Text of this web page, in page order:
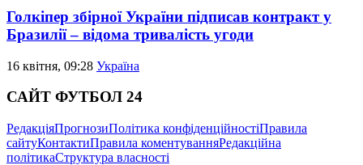
Голкіпер збірної України підписав контракт у
Бразилії – відома тривалість угоди
16 квітня, 09:28 Україна
САЙТ ФУТБОЛ 24
РедакціяПрогнозиПолітика конфіденційностіПравила
сайтуКонтактиПравила коментуванняРедакційна
політикаСтруктура власності